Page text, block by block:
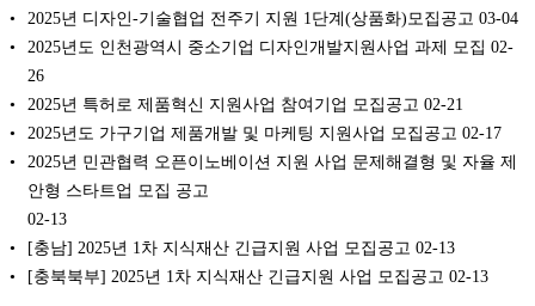
2025년 디자인-기술협업 전주기 지원 1단계(상품화)모집공고 03-04
2025년도 인천광역시 중소기업 디자인개발지원사업 과제 모집 02-
26
2025년 특허로 제품혁신 지원사업 참여기업 모집공고 02-21
2025년도 가구기업 제품개발 및 마케팅 지원사업 모집공고 02-17
2025년 민관협력 오픈이노베이션 지원 사업 문제해결형 및 자율 제
안형 스타트업 모집 공고
02-13
[충남] 2025년 1차 지식재산 긴급지원 사업 모집공고 02-13
[충북북부] 2025년 1차 지식재산 긴급지원 사업 모집공고 02-13